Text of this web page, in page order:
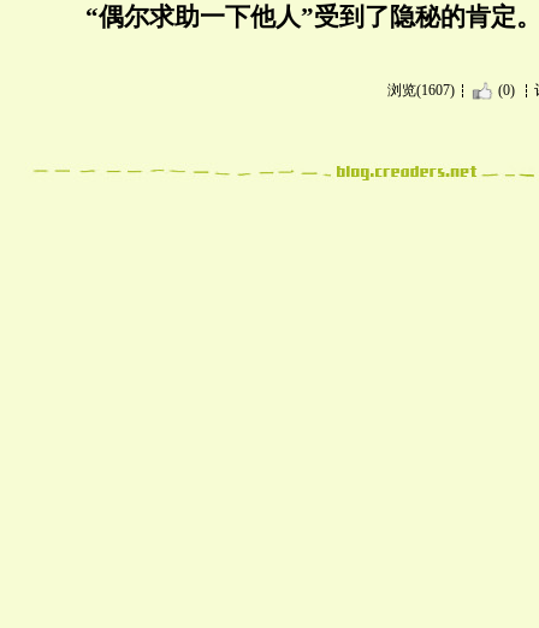
“偶尔求助一下他人”受到了隐秘的肯定
浏览(1607) (0)